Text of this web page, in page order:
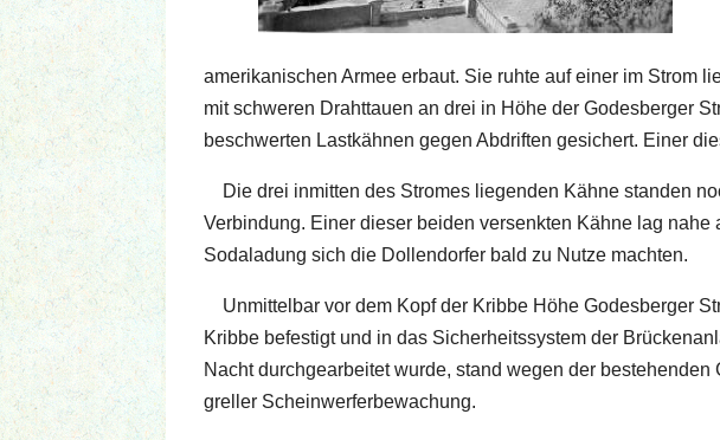
amerikanischen Armee erbaut. Sie ruhte auf einer im Strom
mit schweren Drahttauen an drei in Höhe der Godesberger
beschwerten Lastkähnen gegen Abdriften gesichert. Einer
Die drei inmitten des Stromes liegenden Kähne standen
Verbindung. Einer dieser beiden versenkten Kähne lag
Sodaladung sich die Dollendorfer bald zu Nutze machten.
Unmittelbar vor dem Kopf der Kribbe Höhe Godesberger
Kribbe befestigt und in das Sicherheitssystem der
Nacht durchgearbeitet wurde, stand wegen der
greller Scheinwerferbewachung.